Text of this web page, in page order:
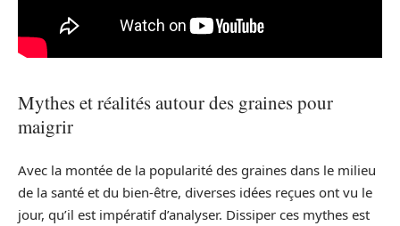
Mythes et réalités autour des graines pour
maigrir
Avec la montée de la popularité des graines dans le milieu
de la santé et du bien-être, diverses idées reçues ont vu le
jour, qu’il est impératif d’analyser. Dissiper ces mythes est